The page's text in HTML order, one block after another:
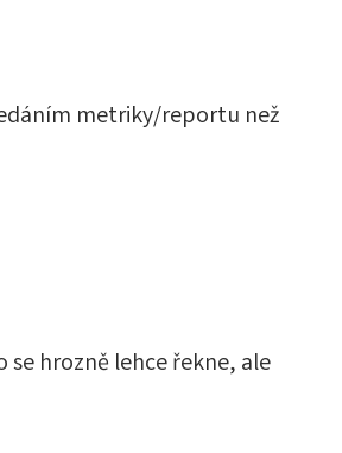
metriky/reportu než
hrozně lehce řekne, ale